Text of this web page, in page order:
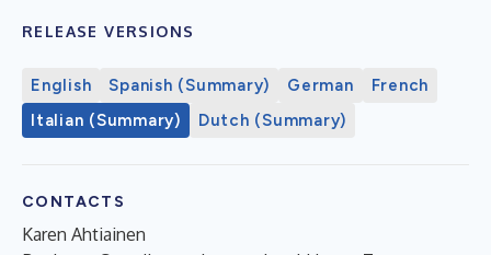
RELEASE VERSIONS
English Spanish (Summary) German
French
Italian (Summary)
Dutch (Summary)
CONTACTS
Karen Ahtiainen